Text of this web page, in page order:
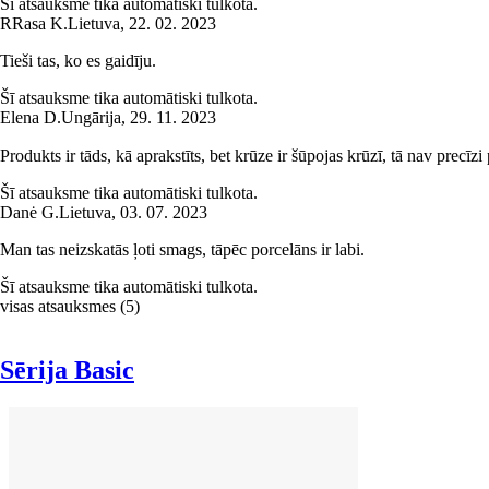
RRasa K.Lietuva, 22. 02. 2023
Tieši tas, ko es gaidīju.
Šī atsauksme tika automātiski tulkota.
Elena D.Ungārija, 29. 11. 2023
Produkts ir tāds, kā aprakstīts, bet krūze ir šūpojas krūzī, tā nav
Šī atsauksme tika automātiski tulkota.
Danė G.Lietuva, 03. 07. 2023
Man tas neizskatās ļoti smags, tāpēc porcelāns ir labi.
Šī atsauksme tika automātiski tulkota.
visas atsauksmes (5)
Sērija Basic